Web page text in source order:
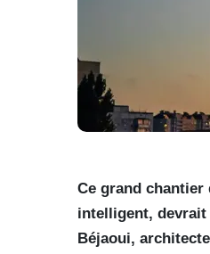
Ce grand chantier
intelligent, devrait
Béjaoui,